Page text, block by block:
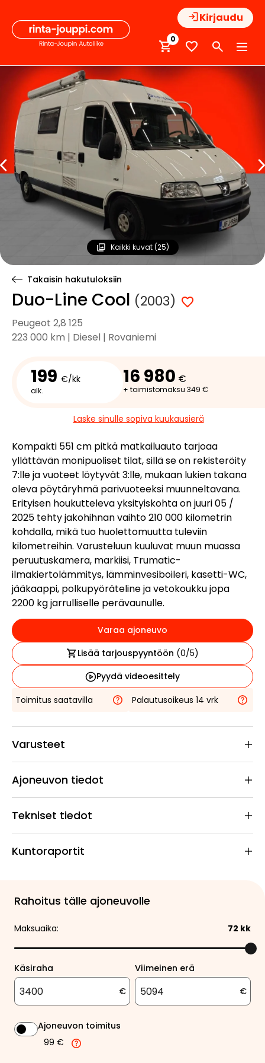
sisältöön
Kirjaudu
0
Kaikki kuvat (25)
Takaisin hakutuloksiin
Duo-Line Cool (2003)
Peugeot 2,8 125
223 000 km | Diesel | Rovaniemi
199 €/kk
alk.
16 980 €
+ toimistomaksu 349 €
Laske sinulle sopiva kuukausierä
Kompakti 551 cm pitkä matkailuauto tarjoaa
yllättävän monipuoliset tilat, sillä se on rekisteröity
7:lle ja vuoteet löytyvät 3:lle, mukaan lukien takana
oleva pöytäryhmä parivuoteeksi muunneltavana.
Erityisen houkutteleva yksityiskohta on juuri 05 /
2025 tehty jakohihnan vaihto 210 000 kilometrin
kohdalla, mikä tuo huolettomuutta tuleviin
kilometreihin. Varusteluun kuuluvat muun muassa
peruutuskamera, markiisi, Trumatic-
ilmakiertolämmitys, lämminvesiboileri, kasetti-WC,
jääkaappi, polkupyöräteline ja vetokoukku jopa
2200 kg jarrulliselle perävaunulle.
Varaa ajoneuvo
Lisää tarjouspyyntöön (0/5)
Pyydä videoesittely
Toimitus saatavilla
Palautusoikeus 14 vrk
Varusteet
Ajoneuvon tiedot
Tekniset tiedot
Kuntoraportit
Rahoitus tälle ajoneuvolle
Maksuaika: 72 kk
Käsiraha
€
Viimeinen erä
€
Ajoneuvon toimitus
99 €